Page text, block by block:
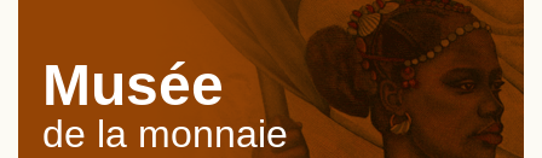
Musée
de la monnaie